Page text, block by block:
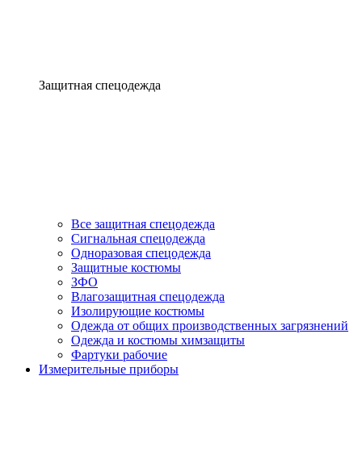
Защитная спецодежда
Все защитная спецодежда
Сигнальная спецодежда
Одноразовая спецодежда
Защитные костюмы
ЗФО
Влагозащитная спецодежда
Изолирующие костюмы
Одежда от общих производственных загрязнений
Одежда и костюмы химзащиты
Фартуки рабочие
Измерительные приборы